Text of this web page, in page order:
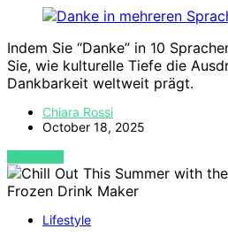
Indem Sie “Danke” in 10
Sie, wie kulturelle Tiefe die
Dankbarkeit weltweit prägt.
Chiara Rossi
October 18, 2025
VIEW POST
Lifestyle